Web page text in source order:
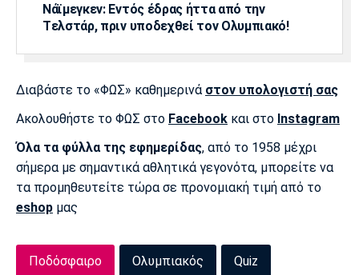
Νάϊμεγκεν: Εντός έδρας ήττα από την
Tελστάρ, πριν υποδεχθεί τον Ολυμπιακό!
Διαβάστε το «ΦΩΣ» καθημερινά στον υπολογιστή σας
Ακολουθήστε το ΦΩΣ στο Facebook και στο Instagram
Όλα τα φύλλα της εφημερίδας, από το 1958 μέχρι
σήμερα με σημαντικά αθλητικά γεγονότα, μπορείτε να
τα προμηθευτείτε τώρα σε προνομιακή τιμή από το
eshop μας
Ποδόσφαιρο Ολυμπιακός Quiz